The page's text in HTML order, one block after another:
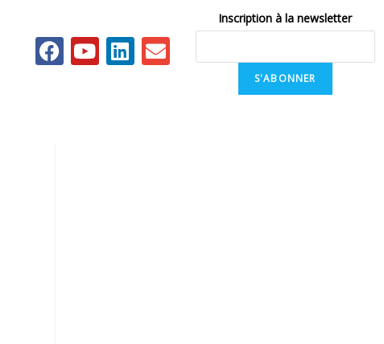
Inscription à la newsletter
S'ABONNER